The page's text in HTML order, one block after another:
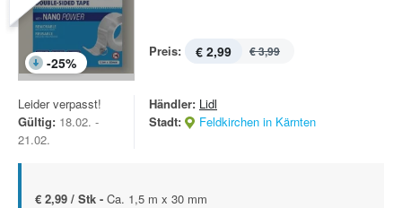
-25%
Preis: € 2,99 € 3,99
Leider verpasst!
Gültig: 18.02. -
21.02.
Händler: Lidl
Stadt:
Feldkirchen in Kärnten
€ 2,99 / Stk - Ca. 1,5 m x 30 mm